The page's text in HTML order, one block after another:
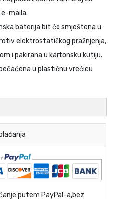
maila.
baterija bit će smještena u
elektrostatičkog pražnjenja,
i pakirana u kartonsku kutiju.
u plastičnu vrećicu
putem PayPal-a,bez